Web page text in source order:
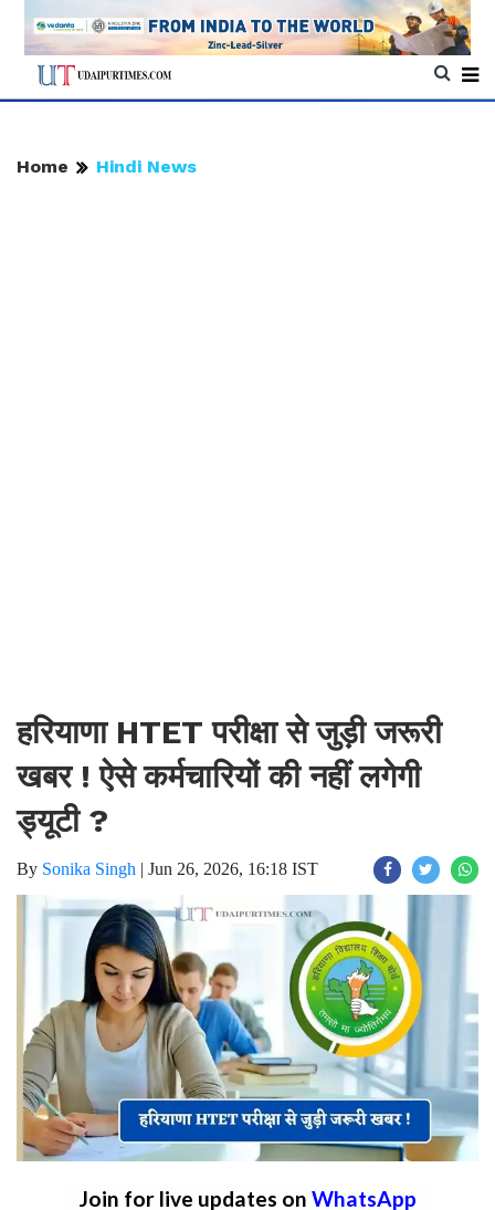
Home Hindi News
हरियाणा HTET परीक्षा से जुड़ी जरूरी
खबर ! ऐसे कर्मचारियों की नहीं लगेगी
ड्यूटी ?
By Sonika Singh | Jun 26, 2026, 16:18 IST
Join for live updates on WhatsApp